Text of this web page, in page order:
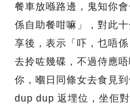
餐車放喺路邊，鬼知你
係自助餐咁嘛」，對此
享後，表示「吓，乜唔
去拎咗幾碟，不過侍應
你，嗰日同條女去食見
dup dup 返埋位，坐佢